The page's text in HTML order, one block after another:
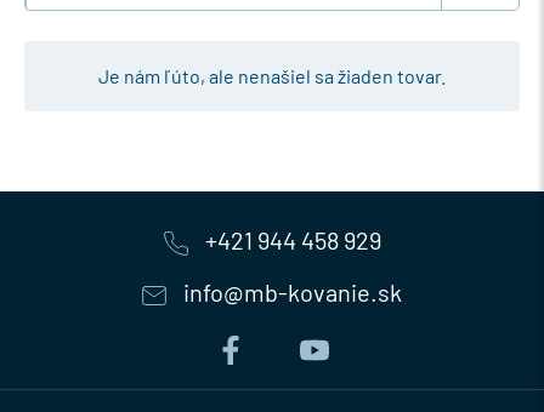
Je nám ľúto, ale nenašiel sa žiaden tovar.
+421 944 458 929
info@mb-kovanie.sk